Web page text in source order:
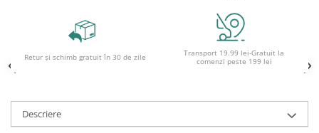
Ghiozdane școlare
Penare
Penare echipate
Retur și schimb gratuit în 30 de zile
Transport 19.99 lei-Gratuit la
comenzi peste 199 lei
Descriere